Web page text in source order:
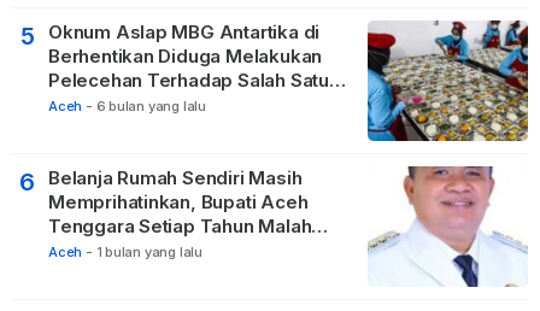
5
Oknum Aslap MBG Antartika di
Berhentikan Diduga Melakukan
Pelecehan Terhadap Salah Satu
Relawan
Aceh - 6 bulan yang lalu
6
Belanja Rumah Sendiri Masih
Memprihatinkan, Bupati Aceh
Tenggara Setiap Tahun Malah
Membangun Pasilitas Rumah
Aceh - 1 bulan yang lalu